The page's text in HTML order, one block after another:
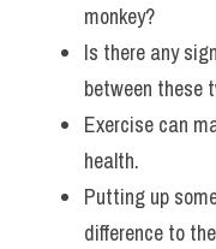
monkey?
Is there any
between these
Exercise can
health.
Putting up
difference to